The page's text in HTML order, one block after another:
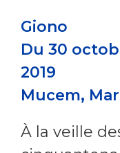
Giono
Du 30
2019
Mucem,
À la veille